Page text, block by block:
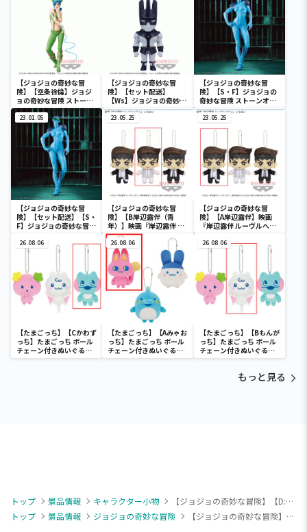
【ジョジョの奇妙な冒
険】【空条徐倫】ジョジ
ョの奇妙な冒険 ストーン
オーシャン Grandista-
空条徐倫-#2
【ジョジョの奇妙な冒
険】【セット配送】
【Ws】ジョジョの奇妙な
冒険 ストーンオーシャン
POLIGOROID-Ws-
【ジョジョの奇妙な冒
険】【S・F】ジョジョの
奇妙な冒険 ストーンオー
シャン Grandista-S・F-
23.01.05
【ジョジョの奇妙な冒
険】【セット配送】【S・
F】ジョジョの奇妙な冒険
Grandista-S・F-
23.05.25
【ジョジョの奇妙な冒
険】【B岸辺露伴（青
年）】映画『岸辺露伴 ル
ーヴルへ行く』 ともぬい
23.05.25
【ジョジョの奇妙な冒
険】【A岸辺露伴】映画
『岸辺露伴 ルーヴルへ行
26.08.06
【たまごっち】【Cかわず
っち】たまごっち ボール
チェーン付きぬいぐるみ
～Tamagotchi
26.08.06
【たまごっち】【Aみゃお
っち】たまごっち ボール
チェーン付きぬいぐるみ
～Tamagotchi
26.08.06
【たまごっち】【Bもんが
っち】たまごっち ボール
チェーン付きぬいぐるみ
～Tamagotchi
もっと見る
トップ 景品情報 キャラクター小物
【ジョジョの奇妙な冒険】【D:ジョセフ・ジョースター】ジョジョの奇妙な冒険 スターダストクルセイダース ちびぐるみ
トップ
景品情報 ジョジョの奇妙な冒険 【ジョジョの奇妙な冒険】【D:ジョセフ・ジョースター】ジョジョの奇妙な冒険 スターダストクルセイダース ちびぐるみ